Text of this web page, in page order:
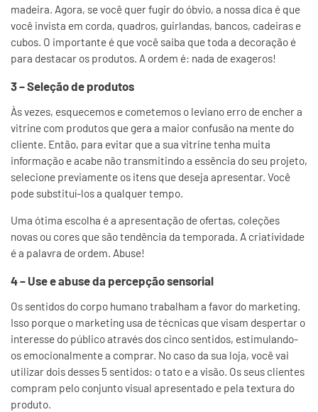
madeira. Agora, se você quer fugir do óbvio, a nossa dica é que
você invista em corda, quadros, guirlandas, bancos, cadeiras e
cubos. O importante é que você saiba que toda a decoração é
para destacar os produtos. A ordem é: nada de exageros!
3 – Seleção de produtos
Às vezes, esquecemos e cometemos o leviano erro de encher a
vitrine com produtos que gera a maior confusão na mente do
cliente. Então, para evitar que a sua vitrine tenha muita
informação e acabe não transmitindo a essência do seu projeto,
selecione previamente os itens que deseja apresentar. Você
pode substituí-los a qualquer tempo.
Uma ótima escolha é a apresentação de ofertas, coleções
novas ou cores que são tendência da temporada. A criatividade
é a palavra de ordem. Abuse!
4 – Use e abuse da percepção sensorial
Os sentidos do corpo humano trabalham a favor do marketing.
Isso porque o marketing usa de técnicas que visam despertar o
interesse do público através dos cinco sentidos, estimulando-
os emocionalmente a comprar. No caso da sua loja, você vai
utilizar dois desses 5 sentidos: o tato e a visão. Os seus clientes
compram pelo conjunto visual apresentado e pela textura do
produto.